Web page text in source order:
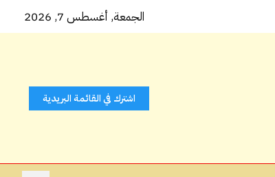
الجمعة, أغسطس 7, 2026
اشترك في القائمة البريدية